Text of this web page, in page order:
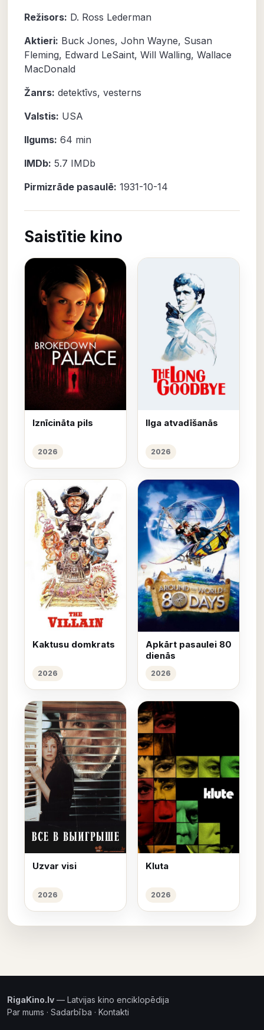
Režisors: D. Ross Lederman
Aktieri: Buck Jones, John Wayne, Susan
Fleming, Edward LeSaint, Will Walling, Wallace
MacDonald
Žanrs: detektīvs, vesterns
Valstis: USA
Ilgums: 64 min
IMDb: 5.7 IMDb
Pirmizrāde pasaulē: 1931-10-14
Saistītie kino
Iznīcināta pils
2026
Ilga atvadīšanās
2026
Kaktusu domkrats
2026
Apkārt pasaulei 80
dienās
2026
Uzvar visi
2026
Kluta
2026
RigaKino.lv — Latvijas kino enciklopēdija
Par mums · Sadarbība · Kontakti